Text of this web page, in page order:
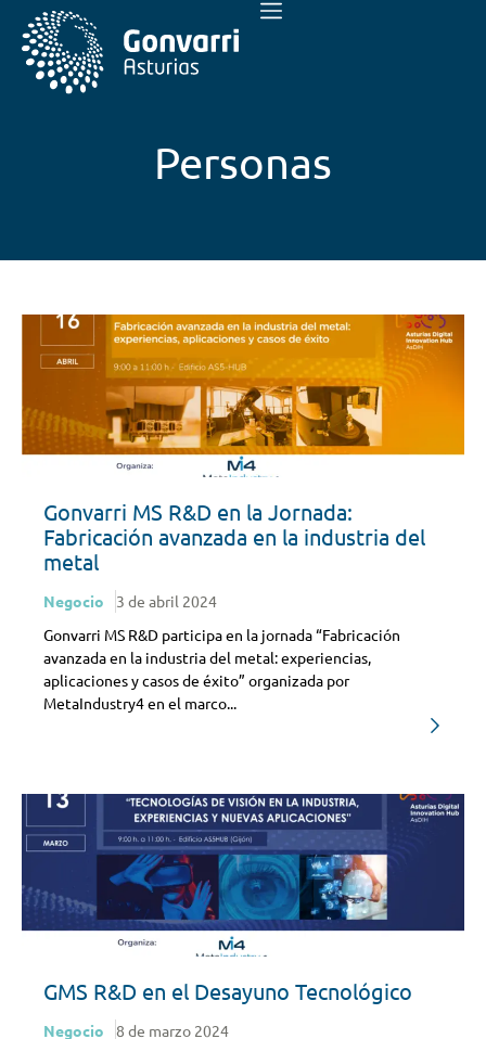
Personas
Gonvarri MS R&D en la Jornada:
Fabricación avanzada en la industria del
metal
Negocio
3 de abril 2024
Gonvarri MS R&D participa en la jornada “Fabricación
avanzada en la industria del metal: experiencias,
aplicaciones y casos de éxito” organizada por
MetaIndustry4 en el marco...
GMS R&D en el Desayuno Tecnológico
Negocio
8 de marzo 2024